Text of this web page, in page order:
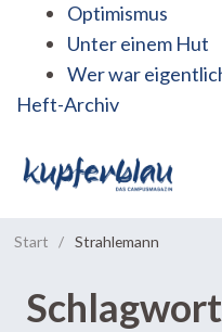
Optimismus
Unter einem Hut
Wer war
Heft-Archiv
Start / Strahlemann